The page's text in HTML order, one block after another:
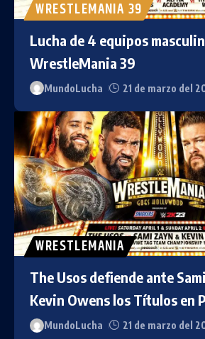
WRESTLEMANIA 39
Lucha de 4 equipos
WrestleMania 39
MundoLucha 21 de marzo del
WRESTLEMANIA
The Usos defiende ante
Kevin Owens los Títulos en
MundoLucha 21 de marzo del